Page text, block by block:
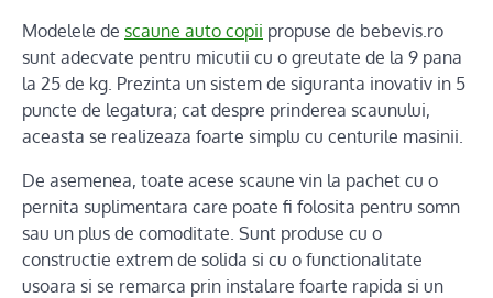
Modelele de scaune auto copii propuse de bebevis.ro
sunt adecvate pentru micutii cu o greutate de la 9 pana
la 25 de kg. Prezinta un sistem de siguranta inovativ in 5
puncte de legatura; cat despre prinderea scaunului,
aceasta se realizeaza foarte simplu cu centurile masinii.
De asemenea, toate acese scaune vin la pachet cu o
pernita suplimentara care poate fi folosita pentru somn
sau un plus de comoditate. Sunt produse cu o
constructie extrem de solida si cu o functionalitate
usoara si se remarca prin instalare foarte rapida si un